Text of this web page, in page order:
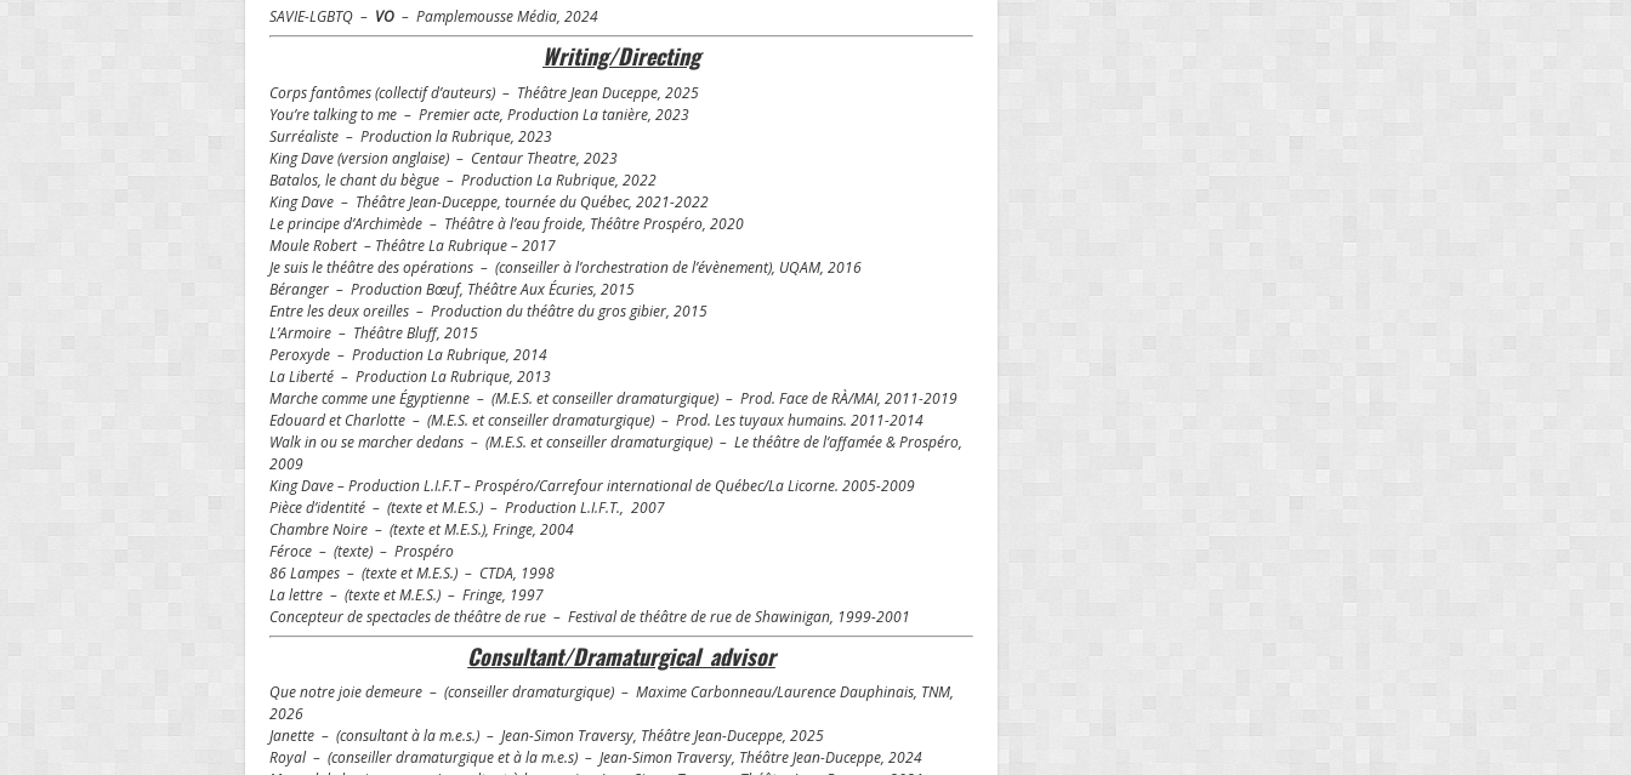
SAVIE-LGBTQ – VO – Pamplemousse Média, 2024
Writing/Directing
Corps fantômes (collectif d’auteurs) – Théâtre Jean Duceppe, 2025
You’re talking to me – Premier acte, Production La tanière, 2023
Surréaliste – Production la Rubrique, 2023
King Dave (version anglaise) – Centaur Theatre, 2023
Batalos, le chant du bègue – Production La Rubrique, 2022
King Dave – Théâtre Jean-Duceppe, tournée du Québec, 2021-2022
Le principe d’Archimède – Théâtre à l’eau froide, Théâtre Prospéro, 2020
Moule Robert – Théâtre La Rubrique – 2017
Je suis le théâtre des opérations – (conseiller à l’orchestration de l’évènement), UQAM, 2016
Béranger – Production Bœuf, Théâtre Aux Écuries, 2015
Entre les deux oreilles – Production du théâtre du gros gibier, 2015
L’Armoire – Théâtre Bluff, 2015
Peroxyde – Production La Rubrique, 2014
La Liberté – Production La Rubrique, 2013
Marche comme une Égyptienne – (M.E.S. et conseiller dramaturgique) – Prod. Face de RÀ/MAI, 2011-2019
Edouard et Charlotte – (M.E.S. et conseiller dramaturgique) – Prod. Les tuyaux humains. 2011-2014
Walk in ou se marcher dedans – (M.E.S. et conseiller dramaturgique) – Le théâtre de l’affamée & Prospéro,
2009
King Dave – Production L.I.F.T – Prospéro/Carrefour international de Québec/La Licorne. 2005-2009
Pièce d’identité – (texte et M.E.S.) – Production L.I.F.T., 2007
Chambre Noire – (texte et M.E.S.), Fringe, 2004
Féroce – (texte) – Prospéro
86 Lampes – (texte et M.E.S.) – CTDA, 1998
La lettre – (texte et M.E.S.) – Fringe, 1997
Concepteur de spectacles de théâtre de rue – Festival de théâtre de rue de Shawinigan, 1999-2001
Consultant/Dramaturgical advisor
Que notre joie demeure – (conseiller dramaturgique) – Maxime Carbonneau/Laurence Dauphinais, TNM,
2026
Janette – (consultant à la m.e.s.) – Jean-Simon Traversy, Théâtre Jean-Duceppe, 2025
Royal – (conseiller dramaturgique et à la m.e.s) – Jean-Simon Traversy, Théâtre Jean-Duceppe, 2024